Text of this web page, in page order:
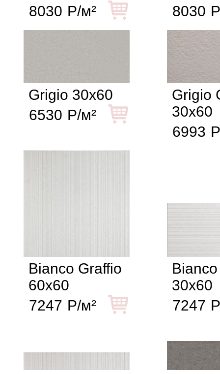
8030 Р/м²
8030
Grigio 30x60
6530 Р/м²
Grigio
30x60
6993
Bianco Graffio
60x60
7247 Р/м²
30x60
7247